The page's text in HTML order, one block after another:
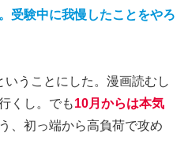
受験中に我慢したことをやろ
いうことにした。漫画読むし
くし。でも10月からは本気
、初っ端から高負荷で攻め